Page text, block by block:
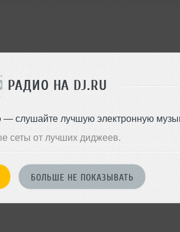
РАДИО НА DJ.RU
— слушайте лучшую электронную
сеты от лучших диджеев.
БОЛЬШЕ НЕ ПОКАЗЫВАТЬ